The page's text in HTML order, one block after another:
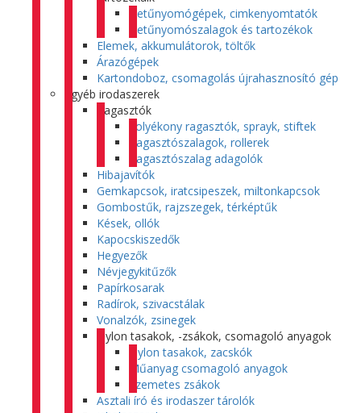
Betűnyomógépek, cimkenyomtatók
Betűnyomószalagok és tartozékok
Elemek, akkumulátorok, töltők
Árazógépek
Kartondoboz, csomagolás újrahasznosító gép
Egyéb irodaszerek
Ragasztók
Folyékony ragasztók, sprayk, stiftek
Ragasztószalagok, rollerek
Ragasztószalag adagolók
Hibajavítók
Gemkapcsok, iratcsipeszek, miltonkapcsok
Gombostűk, rajzszegek, térképtűk
Kések, ollók
Kapocskiszedők
Hegyezők
Névjegykitűzők
Papírkosarak
Radírok, szivacstálak
Vonalzók, zsinegek
Nylon tasakok, -zsákok, csomagoló anyagok
Nylon tasakok, zacskók
Műanyag csomagoló anyagok
Szemetes zsákok
Asztali író és irodaszer tárolók